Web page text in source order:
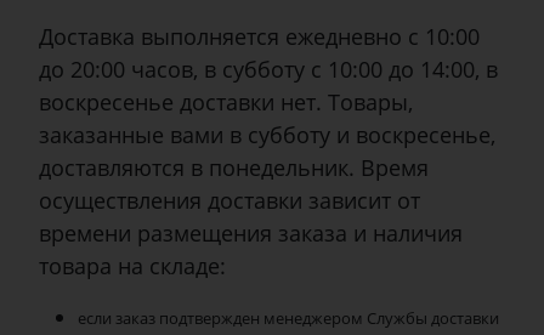
Доставка выполняется ежедневно с 10:00
до 20:00 часов, в субботу с 10:00 до 14:00, в
воскресенье доставки нет. Товары,
заказанные вами в субботу и воскресенье,
доставляются в понедельник. Время
осуществления доставки зависит от
времени размещения заказа и наличия
товара на складе:
если заказ подтвержден менеджером Службы доставки